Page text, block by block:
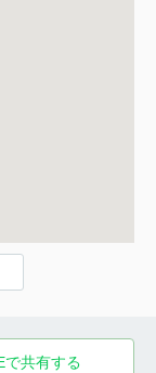
で共有する